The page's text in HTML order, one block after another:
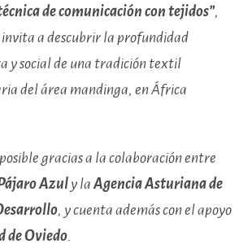
de comunicación con tejidos”,
a descubrir la profundidad
y social de una tradición textil
del área mandinga, en África
gracias a la colaboración entre
Azul y laAgencia Asturiana de
, y cuenta además con el apoyo
de Oviedo.